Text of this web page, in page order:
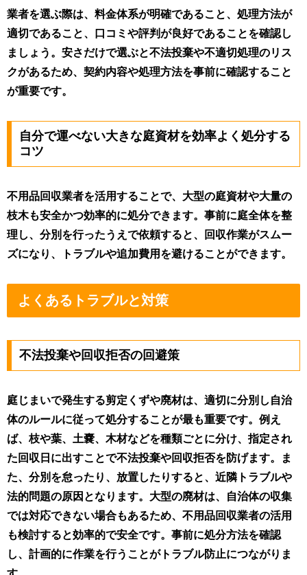
業者を選ぶ際は、料金体系が明確であること、処理方法が
適切であること、口コミや評判が良好であることを確認し
ましょう。安さだけで選ぶと不法投棄や不適切処理のリス
クがあるため、契約内容や処理方法を事前に確認すること
が重要です。
自分で運べない大きな庭資材を効率よく処分する
コツ
不用品回収業者を活用することで、大型の庭資材や大量の
枝木も安全かつ効率的に処分できます。事前に庭全体を整
理し、分別を行ったうえで依頼すると、回収作業がスムー
ズになり、トラブルや追加費用を避けることができます。
よくあるトラブルと対策
不法投棄や回収拒否の回避策
庭じまいで発生する剪定くずや廃材は、適切に分別し自治
体のルールに従って処分することが最も重要です。例え
ば、枝や葉、土嚢、木材などを種類ごとに分け、指定され
た回収日に出すことで不法投棄や回収拒否を防げます。ま
た、分別を怠ったり、放置したりすると、近隣トラブルや
法的問題の原因となります。大型の廃材は、自治体の収集
では対応できない場合もあるため、不用品回収業者の活用
も検討すると効率的で安全です。事前に処分方法を確認
し、計画的に作業を行うことがトラブル防止につながりま